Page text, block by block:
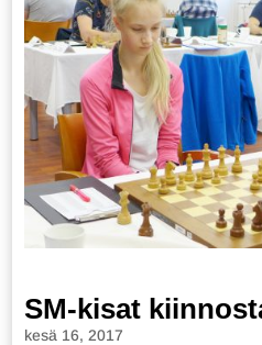
SM-kisat
kesä 16, 2017